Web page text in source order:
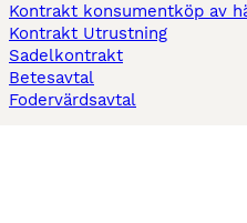
Kontrakt konsumentköp av
Kontrakt Utrustning
Sadelkontrakt
Betesavtal
Fodervärdsavtal